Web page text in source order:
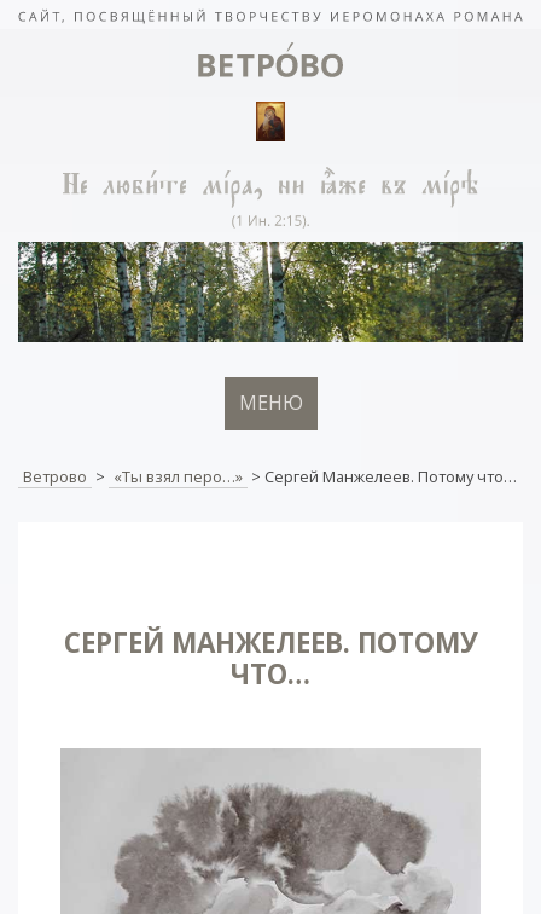
МЕНЮ
Ветрово > «Ты взял перо…» > Сергей Манжелеев. Потому что…
СЕРГЕЙ МАНЖЕЛЕЕВ. ПОТОМУ
ЧТО…